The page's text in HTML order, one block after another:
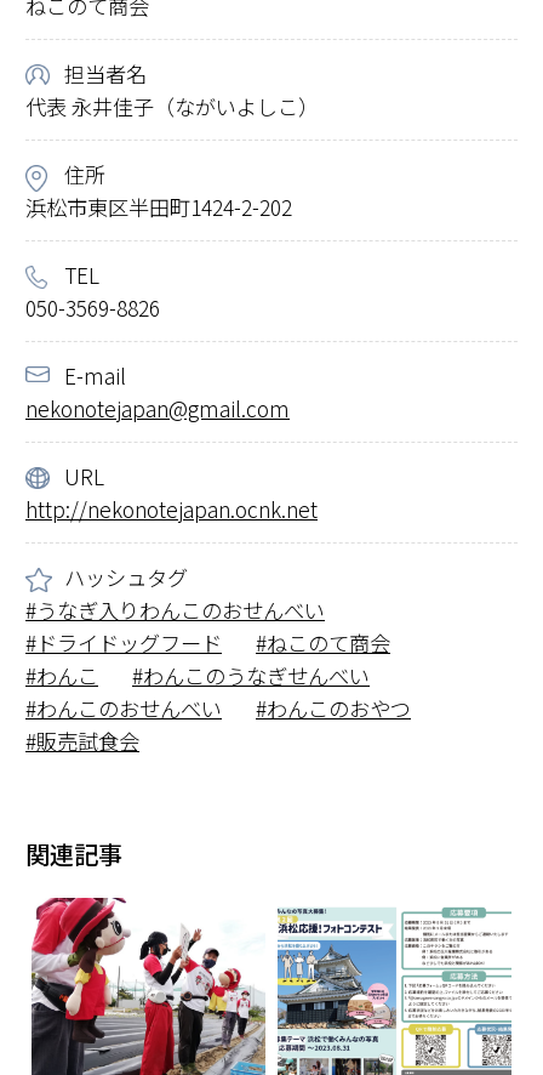
担当者名
代表 永井佳⼦（ながいよしこ）
住所
浜松市東区半⽥町1424-2-202
TEL
050-3569-8826
E-mail
nekonotejapan@gmail.com
URL
http://nekonotejapan.ocnk.net
ハッシュタグ
うなぎ入りわんこのおせんべい
ドライドッグフード
ねこのて商会
わんこ
わんこのうなぎせんべい
わんこのおせんべい
わんこのおやつ
販売試食会
関連記事